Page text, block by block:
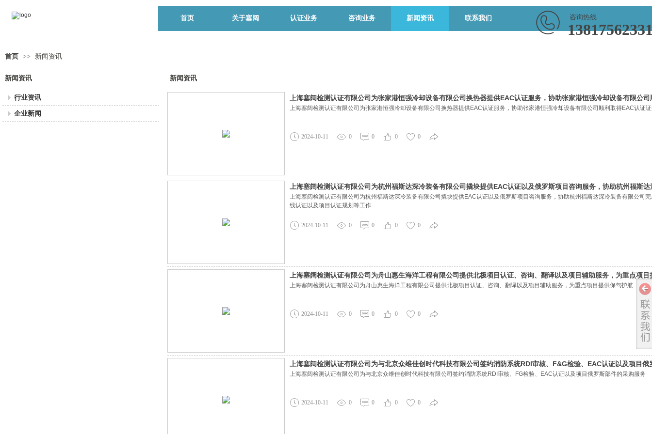
咨询热线
首页 关于塞阔 认证业务 咨询业务 新闻资讯 联系我们
首页 >> 新闻资讯
新闻资讯
行业资讯
企业新闻
新闻资讯
上海塞阔检测认证有限公司为张家港恒强冷却设备有限公司换热器提供EAC认证服务，协助张家港恒强冷却设备有限公
认证证书
上海塞阔检测认证有限公司为张家港恒强冷却设备有限公司换热器提供EAC认证服务，协助张家港恒强冷却设备有限公司顺利取得EAC认证
2024-10-11 0 0 0 0
上海塞阔检测认证有限公司为杭州福斯达深冷装备有限公司撬块提供EAC认证以及俄罗斯项目咨询服务，协助杭州福斯
公司完成撬块认证、管线认证以及项目认证规划等工作
上海塞阔检测认证有限公司为杭州福斯达深冷装备有限公司撬块提供EAC认证以及俄罗斯项目咨询服务，协助杭州福斯达深冷装备有限公司
线认证以及项目认证规划等工作
2024-10-11 0 0 0 0
上海塞阔检测认证有限公司为舟山惠生海洋工程有限公司提供北极项目认证、咨询、翻译以及项目辅助服务，为重点项
上海塞阔检测认证有限公司为舟山惠生海洋工程有限公司提供北极项目认证、咨询、翻译以及项目辅助服务，为重点项目提供保驾护航
2024-10-11 0 0 0 0
上海塞阔检测认证有限公司为与北京众维佳创时代科技有限公司签约消防系统RDI审核、F&G检验、EAC认证以及项目俄
购服务
上海塞阔检测认证有限公司为与北京众维佳创时代科技有限公司签约消防系统RDI审核、FG检验、EAC认证以及项目俄罗斯部件的采购服务
2024-10-11 0 0 0 0